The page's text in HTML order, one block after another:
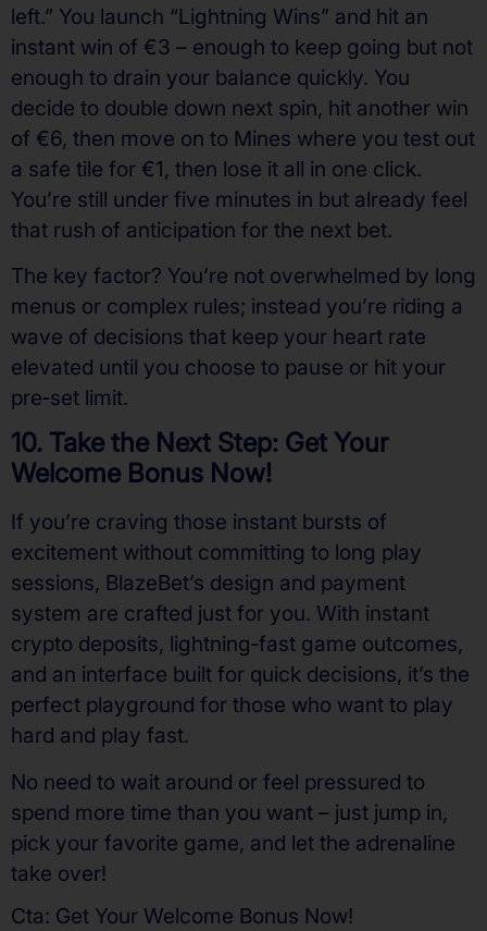
left.” You launch “Lightning Wins” and hit an
instant win of €3 – enough to keep going but not
enough to drain your balance quickly. You
decide to double down next spin, hit another win
of €6, then move on to Mines where you test out
a safe tile for €1, then lose it all in one click.
You’re still under five minutes in but already feel
that rush of anticipation for the next bet.
The key factor? You’re not overwhelmed by long
menus or complex rules; instead you’re riding a
wave of decisions that keep your heart rate
elevated until you choose to pause or hit your
pre‑set limit.
10. Take the Next Step: Get Your
Welcome Bonus Now!
If you’re craving those instant bursts of
excitement without committing to long play
sessions, BlazeBet’s design and payment
system are crafted just for you. With instant
crypto deposits, lightning‑fast game outcomes,
and an interface built for quick decisions, it’s the
perfect playground for those who want to play
hard and play fast.
No need to wait around or feel pressured to
spend more time than you want – just jump in,
pick your favorite game, and let the adrenaline
take over!
Cta: Get Your Welcome Bonus Now!